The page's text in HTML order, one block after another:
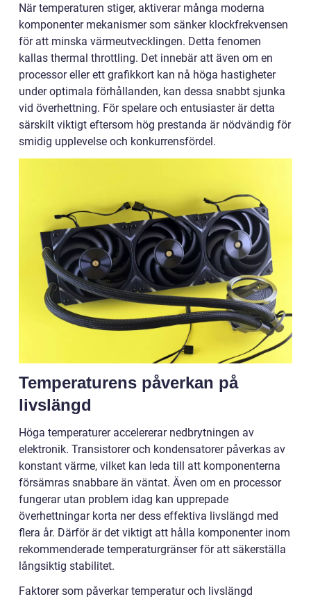
När temperaturen stiger, aktiverar många moderna
komponenter mekanismer som sänker klockfrekvensen
för att minska värmeutvecklingen. Detta fenomen
kallas thermal throttling. Det innebär att även om en
processor eller ett grafikkort kan nå höga hastigheter
under optimala förhållanden, kan dessa snabbt sjunka
vid överhettning. För spelare och entusiaster är detta
särskilt viktigt eftersom hög prestanda är nödvändig för
smidig upplevelse och konkurrensfördel.
Temperaturens påverkan på
livslängd
Höga temperaturer accelererar nedbrytningen av
elektronik. Transistorer och kondensatorer påverkas av
konstant värme, vilket kan leda till att komponenterna
försämras snabbare än väntat. Även om en processor
fungerar utan problem idag kan upprepade
överhettningar korta ner dess effektiva livslängd med
flera år. Därför är det viktigt att hålla komponenter inom
rekommenderade temperaturgränser för att säkerställa
långsiktig stabilitet.
Faktorer som påverkar temperatur och livslängd